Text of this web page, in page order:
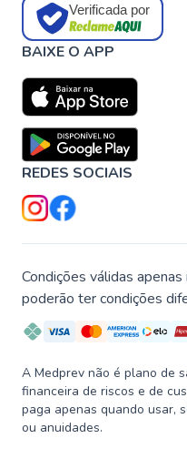
Verificada por
BAIXE O APP
REDES SOCIAIS
Condições válidas
poderão ter condições
A Medprev não é plano de
financeira de riscos e de
paga apenas quando usar,
ou anuidades.